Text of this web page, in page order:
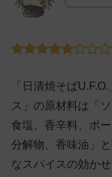
「日清焼そば
ス」の原材料は「
食塩、香辛料、ポ
分解物、香味油」
なスパイスの効か